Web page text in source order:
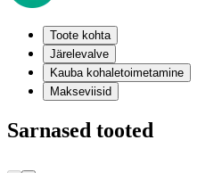
Toote kohta
Järelevalve
Kauba kohaletoimetamine
Makseviisid
Sarnased tooted